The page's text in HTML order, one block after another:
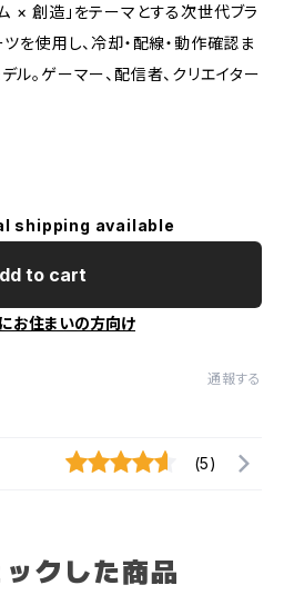
× 創造」をテーマとする次世代ブラ
を使用し、冷却・配線・動作確認ま
。ゲーマー、配信者、クリエイター
shipping available
to cart
お住まいの方向け
通報する
(5)
クした商品